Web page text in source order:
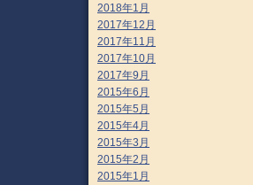
2018年1月
2017年12月
2017年11月
2017年10月
2017年9月
2015年6月
2015年5月
2015年4月
2015年3月
2015年2月
2015年1月